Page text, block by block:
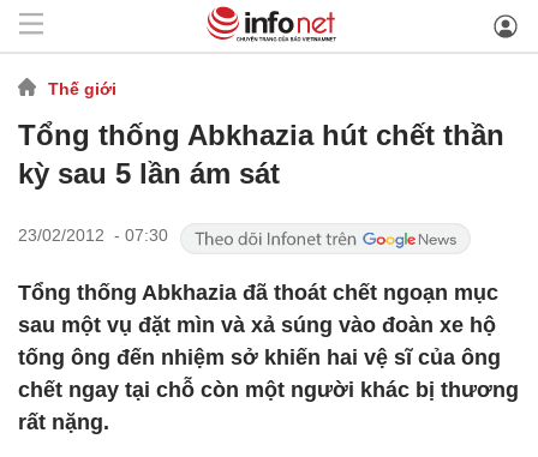
Thế giới
Tổng thống Abkhazia hút chết thần
kỳ sau 5 lần ám sát
23/02/2012 - 07:30
Tổng thống Abkhazia đã thoát chết ngoạn mục
sau một vụ đặt mìn và xả súng vào đoàn xe hộ
tống ông đến nhiệm sở khiến hai vệ sĩ của ông
chết ngay tại chỗ còn một người khác bị thương
rất nặng.